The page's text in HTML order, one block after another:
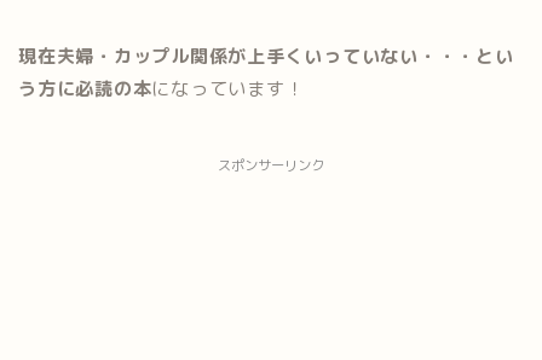
現在夫婦・カップル関係が上手くいっていない・・・とい
う方に必読の本になっています！
スポンサーリンク